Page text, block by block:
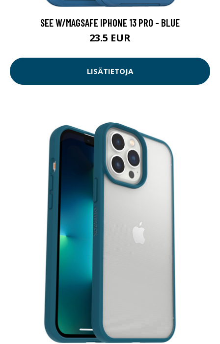
SEE W/MAGSAFE IPHONE 13 PRO - BLUE
23.5 EUR
LISÄTIETOJA